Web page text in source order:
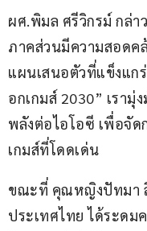
ผศ.พิมล ศรีวิกรม์ กล่า
ภาคส่วนมีความสอดค
แผนเสนอตัวที่แข็งแก
อกเกมส์ 2030” เรา
พลังต่อไอโอซี เพื่อจัด
เกมส์ที่โดดเด่น
ขณะที่ คุณหญิงปัทมา
ประเทศไทย ได้ระดม